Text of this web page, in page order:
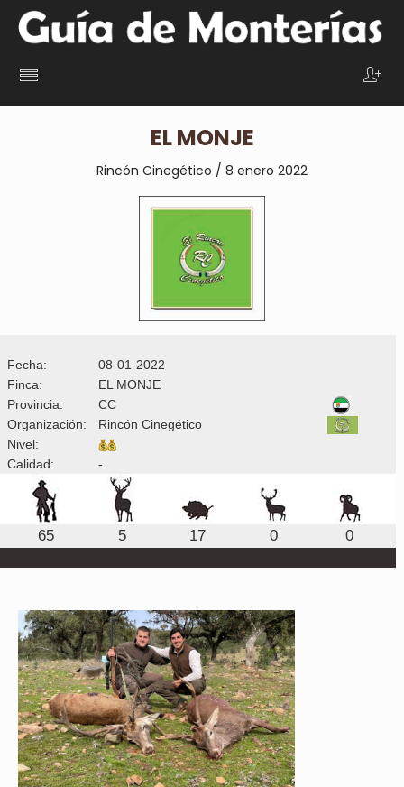
EL MONJE
Rincón Cinegético / 8 enero 2022
Fecha:
08-01-2022
Finca:
EL MONJE
Provincia:
CC
Organización:
Rincón Cinegético
Nivel:
Calidad:
-
65 5 17 0 0